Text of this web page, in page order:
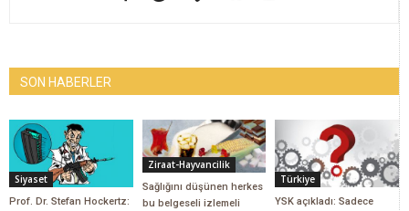
SON HABERLER
Siyaset
Prof. Dr. Stefan Hockertz:
Ziraat-Hayvancilik
Sağlığını düşünen herkes
bu belgeseli izlemeli
Türkiye
YSK açıkladı: Sadece